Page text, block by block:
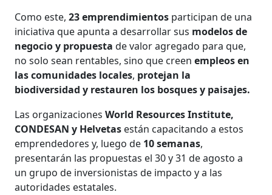
Como este,23 emprendimientos participan de una
iniciativa que apunta a desarrollar sus modelos de
negocio y propuestade valor agregado para que,
no solo sean rentables, sino que creenempleos en
las comunidades locales, protejan la
biodiversidad y restauren los bosques y paisajes.
Las organizacionesWorld Resources Institute,
CONDESAN y Helvetas están capacitando a estos
emprendedores y, luego de 10 semanas,
presentarán las propuestas el 30 y 31 de agosto a
un grupo de inversionistas de impacto y a las
autoridades estatales.